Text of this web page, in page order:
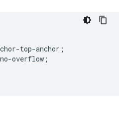
top-anchor ;
no-overflow ;